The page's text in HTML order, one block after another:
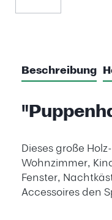
Beschreibung
Dieses große
Wohnzimmer,
Fenster,
Accessoires den